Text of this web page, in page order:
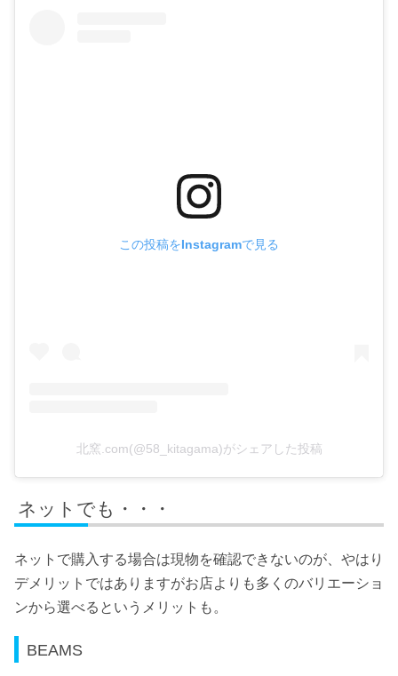
この投稿をInstagramで見る
北窯.com(@58_kitagama)がシェアした投稿
ネットでも・・・
ネットで購入する場合は現物を確認できないのが、やはり
デメリットではありますがお店よりも多くのバリエーショ
ンから選べるというメリットも。
BEAMS